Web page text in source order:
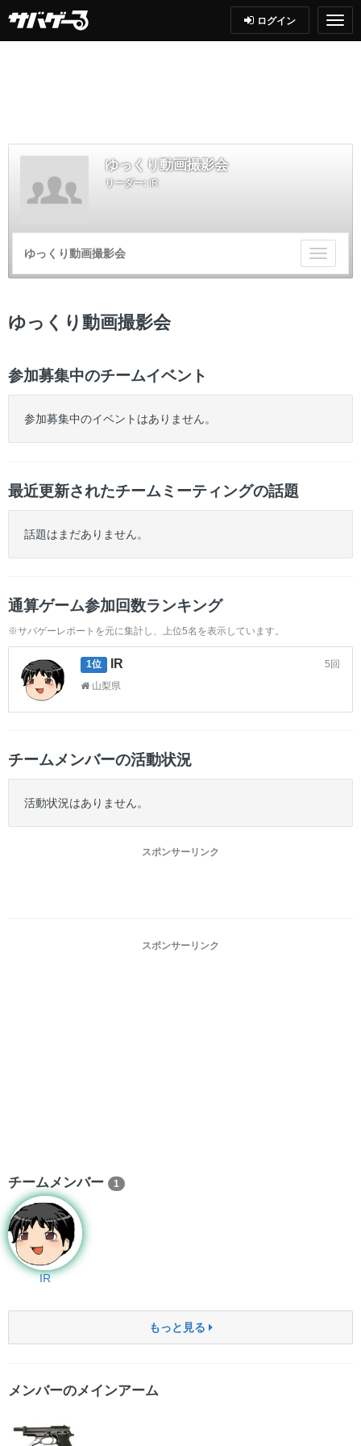
ログイン
ゆっくり動画撮影会
リーダー: IR
チ
ー
ゆっくり動画撮影会
ゆっくり動画撮影会
参加募集中のチームイベント
参加募集中のイベントはありません。
最近更新されたチームミーティングの話題
話題はまだありません。
通算ゲーム参加回数ランキング
※サバゲーレポートを元に集計し、上位5名を表示しています。
5回
1位 IR
山梨県
チームメンバーの活動状況
活動状況はありません。
スポンサーリンク
スポンサーリンク
チームメンバー 1
IR
もっと見る
メンバーのメインアーム